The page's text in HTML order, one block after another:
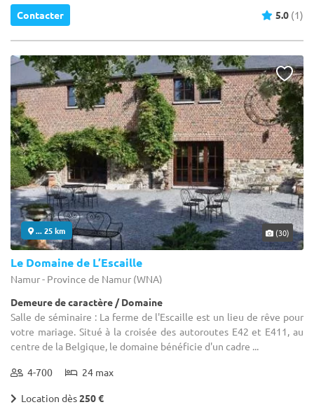
Contacter 5.0 (1)
... 25 km (30)
Le Domaine de L’Escaille
Namur - Province de Namur (WNA)
Demeure de caractère / Domaine
Salle de séminaire : La ferme de l'Escaille est un lieu de rêve pour
votre mariage. Situé à la croisée des autoroutes E42 et E411, au
centre de la Belgique, le domaine bénéficie d'un cadre ...
4-700 24 max
Location dès250 €